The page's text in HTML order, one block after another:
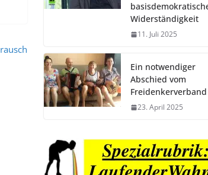
Widerständigkeit
11. Juli 2025
Ein notwendiger
Abschied vom
Freidenkerverband
23. April 2025